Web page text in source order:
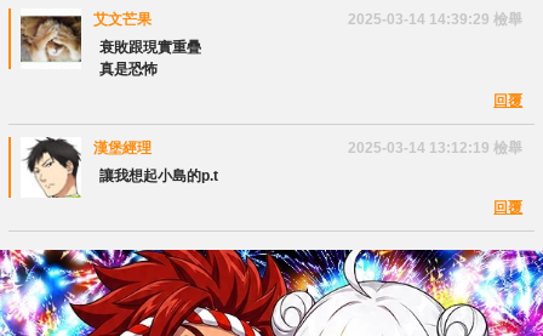
艾文芒果 2025-03-14 14:39:29 檢舉
衰敗跟現實重疊
真是恐怖
回覆
漢堡經理 2025-03-14 13:12:19 檢舉
讓我想起小島的p.t
回覆